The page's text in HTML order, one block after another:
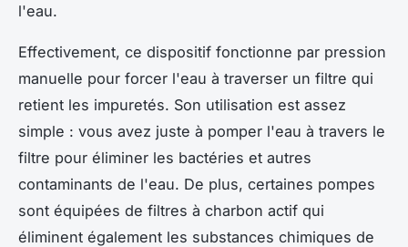
l'eau.
Effectivement, ce dispositif fonctionne par pression
manuelle pour forcer l'eau à traverser un filtre qui
retient les impuretés. Son utilisation est assez
simple : vous avez juste à pomper l'eau à travers le
filtre pour éliminer les bactéries et autres
contaminants de l'eau. De plus, certaines pompes
sont équipées de filtres à charbon actif qui
éliminent également les substances chimiques de